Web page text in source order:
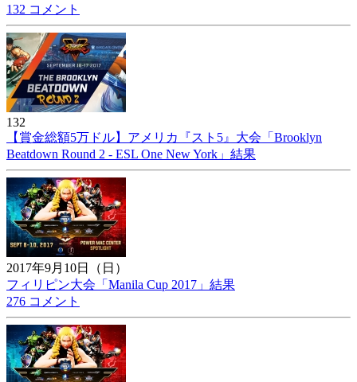
132 コメント
132
【賞金総額5万ドル】アメリカ『スト5』大会「Brooklyn
Beatdown Round 2 - ESL One New York」結果
2017年9月10日（日）
フィリピン大会「Manila Cup 2017」結果
276 コメント